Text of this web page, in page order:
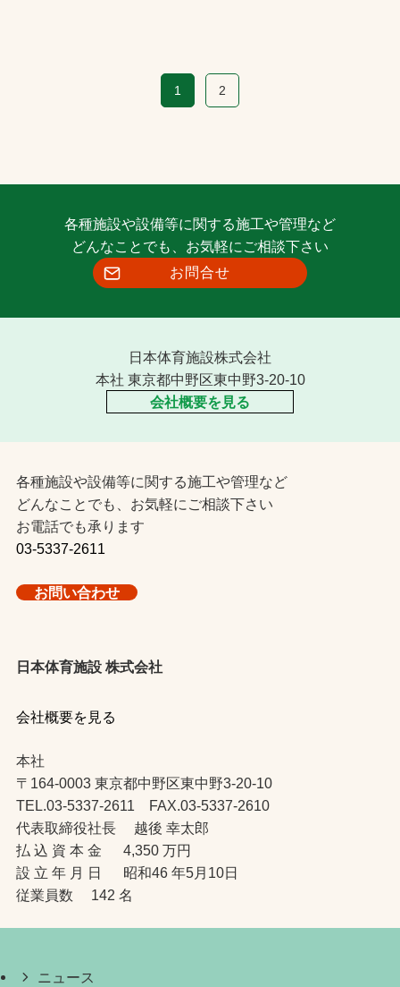
1 2
各種施設や設備等に関する施工や管理など
どんなことでも、お気軽にご相談下さい
お問合せ
日本体育施設株式会社
本社 東京都中野区東中野3-20-10
会社概要を見る
各種施設や設備等に関する施工や管理など
どんなことでも、お気軽にご相談下さい
お電話でも承ります
03-5337-2611
お問い合わせ
日本体育施設 株式会社
会社概要を見る
本社
〒164-0003 東京都中野区東中野3-20-10
TEL.03-5337-2611 FAX.03-5337-2610
代表取締役社長 越後 幸太郎
払 込 資 本 金 4,350 万円
設 立 年 月 日 昭和46 年5月10日
従業員数 142 名
ニュース